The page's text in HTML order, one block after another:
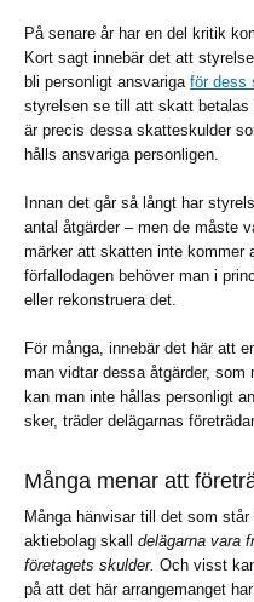
På senare år har en del kritik
Kort sagt innebär det att
bli personligt ansvariga för dess
styrelsen se till att skatt
är precis dessa skatteskulder
hålls ansvariga personligen.
Innan det går så långt har
antal åtgärder – men de måste
märker att skatten inte kommer
förfallodagen behöver man i
eller rekonstruera det.
För många, innebär det här att
man vidtar dessa åtgärder, som
kan man inte hållas personligt
sker, träder delägarnas
Många menar att
Många hänvisar till det som
aktiebolag skall delägarna vara
företagets skulder. Och visst
på att det här arrangemanget